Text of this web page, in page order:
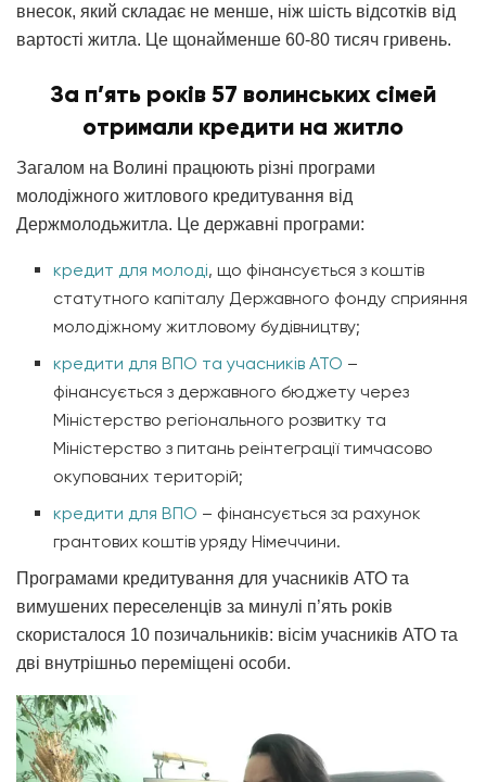
внесок, який складає не менше, ніж шість відсотків від
вартості житла. Це щонайменше 60-80 тисяч гривень.
За п’ять років 57 волинських сімей
отримали кредити на житло
Загалом на Волині працюють різні програми
молодіжного житлового кредитування від
Держмолодьжитла. Це державні програми:
кредит для молоді, що фінансується з коштів
статутного капіталу Державного фонду сприяння
молодіжному житловому будівництву;
кредити для ВПО та учасників АТО –
фінансується з державного бюджету через
Міністерство регіонального розвитку та
Міністерство з питань реінтеграції тимчасово
окупованих територій;
кредити для ВПО – фінансується за рахунок
грантових коштів уряду Німеччини.
Програмами кредитування для учасників АТО та
вимушених переселенців за минулі п’ять років
скористалося 10 позичальників: вісім учасників АТО та
дві внутрішньо переміщені особи.